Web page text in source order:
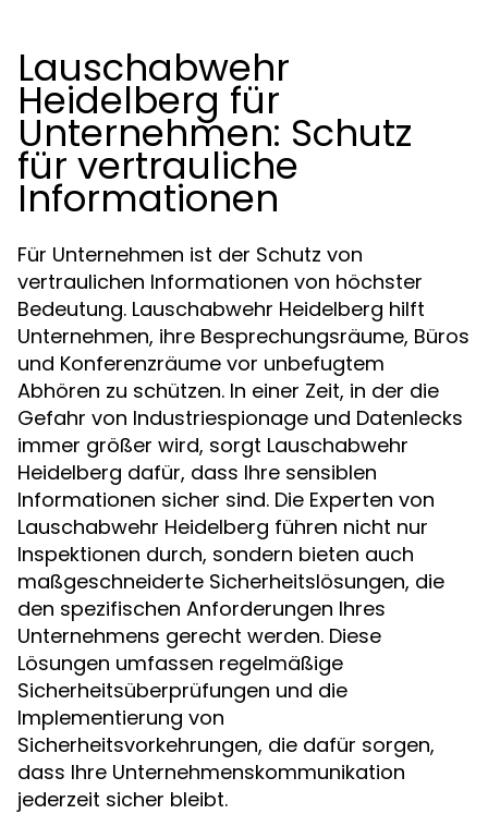
Lauschabwehr
Heidelberg für
Unternehmen: Schutz
für vertrauliche
Informationen
Für Unternehmen ist der Schutz von
vertraulichen Informationen von höchster
Bedeutung. Lauschabwehr Heidelberg hilft
Unternehmen, ihre Besprechungsräume, Büros
und Konferenzräume vor unbefugtem
Abhören zu schützen. In einer Zeit, in der die
Gefahr von Industriespionage und Datenlecks
immer größer wird, sorgt Lauschabwehr
Heidelberg dafür, dass Ihre sensiblen
Informationen sicher sind. Die Experten von
Lauschabwehr Heidelberg führen nicht nur
Inspektionen durch, sondern bieten auch
maßgeschneiderte Sicherheitslösungen, die
den spezifischen Anforderungen Ihres
Unternehmens gerecht werden. Diese
Lösungen umfassen regelmäßige
Sicherheitsüberprüfungen und die
Implementierung von
Sicherheitsvorkehrungen, die dafür sorgen,
dass Ihre Unternehmenskommunikation
jederzeit sicher bleibt.